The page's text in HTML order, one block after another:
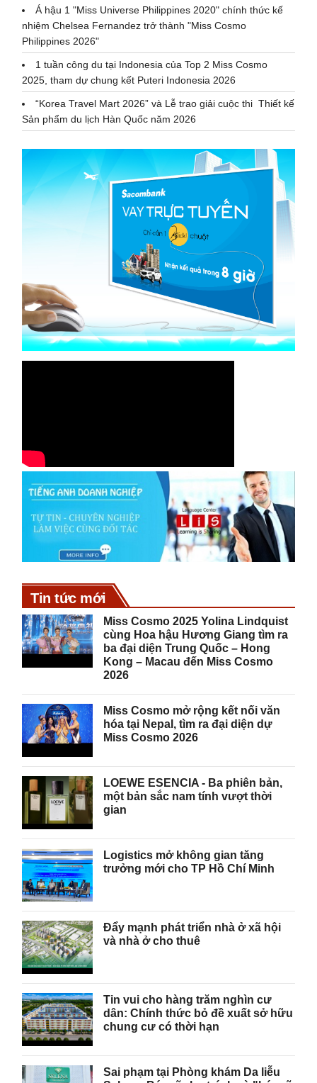
Á hậu 1 "Miss Universe Philippines 2020" chính thức kế
nhiệm Chelsea Fernandez trở thành "Miss Cosmo
Philippines 2026"
1 tuần công du tại Indonesia của Top 2 Miss Cosmo
2025, tham dự chung kết Puteri Indonesia 2026
“Korea Travel Mart 2026” và Lễ trao giải cuộc thi Thiết kế
Sản phẩm du lịch Hàn Quốc năm 2026
Tin tức mới
Miss Cosmo 2025 Yolina Lindquist
cùng Hoa hậu Hương Giang tìm ra
ba đại diện Trung Quốc – Hong
Kong – Macau đến Miss Cosmo
2026
Miss Cosmo mở rộng kết nối văn
hóa tại Nepal, tìm ra đại diện dự
Miss Cosmo 2026
LOEWE ESENCIA - Ba phiên bản,
một bản sắc nam tính vượt thời
gian
Logistics mở không gian tăng
trưởng mới cho TP Hồ Chí Minh
Đẩy mạnh phát triển nhà ở xã hội
và nhà ở cho thuê
Tin vui cho hàng trăm nghìn cư
dân: Chính thức bỏ đề xuất sở hữu
chung cư có thời hạn
Sai phạm tại Phòng khám Da liễu